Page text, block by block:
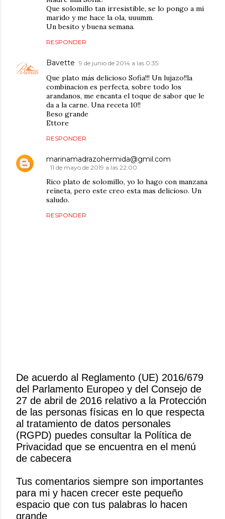
Que solomillo tan irresistible, se lo pongo a mi
marido y me hace la ola, uuumm.
Un besito y buena semana.
RESPONDER
Bavette 9 de junio de 2014 a las 0:35
Que plato más delicioso Sofia!!! Un lujazo!!la
combinacion es perfecta, sobre todo los
arandanos, me encanta el toque de sabor que le
da a la carne. Una receta 10!!
Beso grande
Ettore
RESPONDER
marinamadrazohermida@gmil.com
11 de mayo de 2019 a las 22:00
Rico plato de solomillo, yo lo hago con manzana
reíneta, pero este creo esta mas delicioso. Un
saludo.
RESPONDER
P
u
b
l
i
c
a
u
n
c
De acuerdo al Reglamento (UE) 2016/679
del Parlamento Europeo y del Consejo de
27 de abril de 2016 relativo a la Protección
de las personas físicas en lo que respecta
al tratamiento de datos personales
(RGPD) puedes consultar la Política de
Privacidad que se encuentra en el menú
de cabecera
Tus comentarios siempre son importantes
para mi y hacen crecer este pequeño
espacio que con tus palabras lo hacen
grande